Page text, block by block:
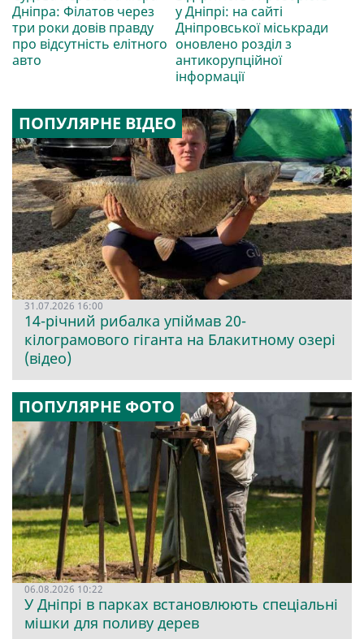
Дніпра: Філатов через
три роки довів правду
про відсутність елітного
авто
у Дніпрі: на сайті
Дніпровської міськради
оновлено розділ з
антикорупційної
інформації
ПОПУЛЯРНЕ ВІДЕО
31.07.2026 16:00
14-річний рибалка упіймав 20-
кілограмового гіганта на Блакитному озері
(відео)
ПОПУЛЯРНЕ ФОТО
06.08.2026 10:22
У Дніпрі в парках встановлюють спеціальні
мішки для поливу дерев